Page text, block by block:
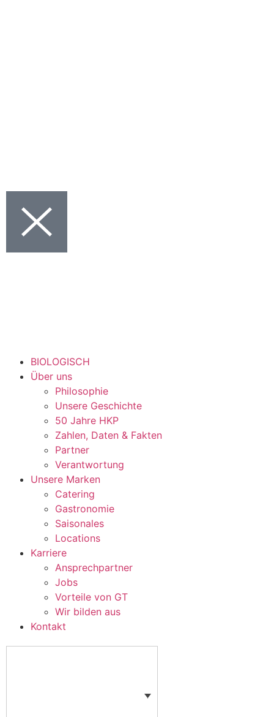
BIOLOGISCH
Über uns
Philosophie
Unsere Geschichte
50 Jahre HKP
Zahlen, Daten & Fakten
Partner
Verantwortung
Unsere Marken
Catering
Gastronomie
Saisonales
Locations
Karriere
Ansprechpartner
Jobs
Vorteile von GT
Wir bilden aus
Kontakt